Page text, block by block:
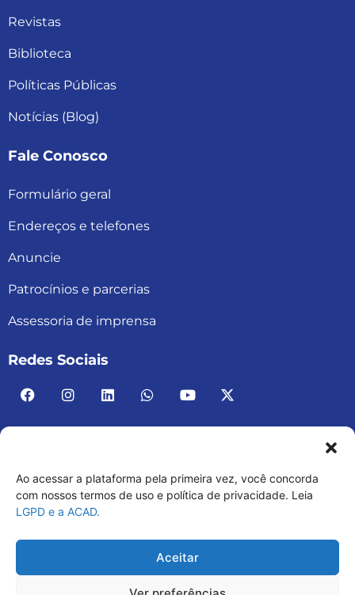
Ao acessar a plataforma pela primeira vez, você concorda
com nossos termos de uso e política de privacidade. Leia
LGPD e a ACAD.
Aceitar
Revistas
Biblioteca
Políticas Públicas
Notícias (Blog)
Fale Conosco
Formulário geral
Endereços e telefones
Anuncie
Patrocínios e parcerias
Assessoria de imprensa
Redes Sociais
ACAD BRASIL – ASSOCIAÇÃO BRASILEIRA DE